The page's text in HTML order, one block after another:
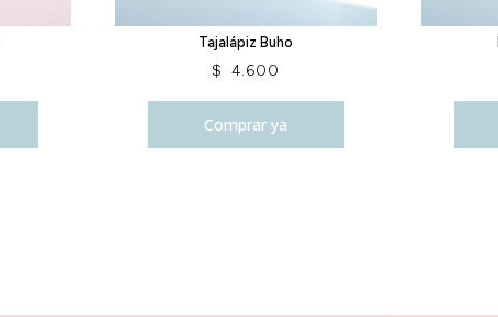
Tajalápiz Buho
$ 4.600
Comprar ya